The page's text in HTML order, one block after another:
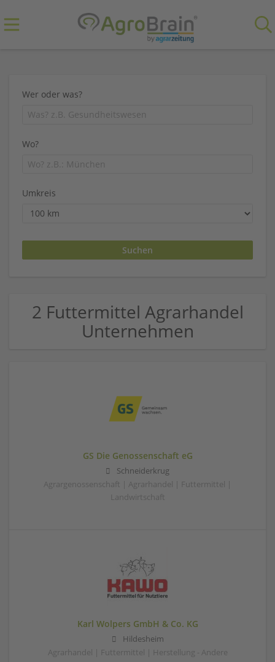
Wer oder was?
Wo?
Umkreis
2 Futtermittel Agrarhandel
Unternehmen
GS Die Genossenschaft eG
Schneiderkrug
Agrargenossenschaft | Agrarhandel | Futtermittel |
Landwirtschaft
Karl Wolpers GmbH & Co. KG
Hildesheim
Agrarhandel | Futtermittel | Herstellung - Andere